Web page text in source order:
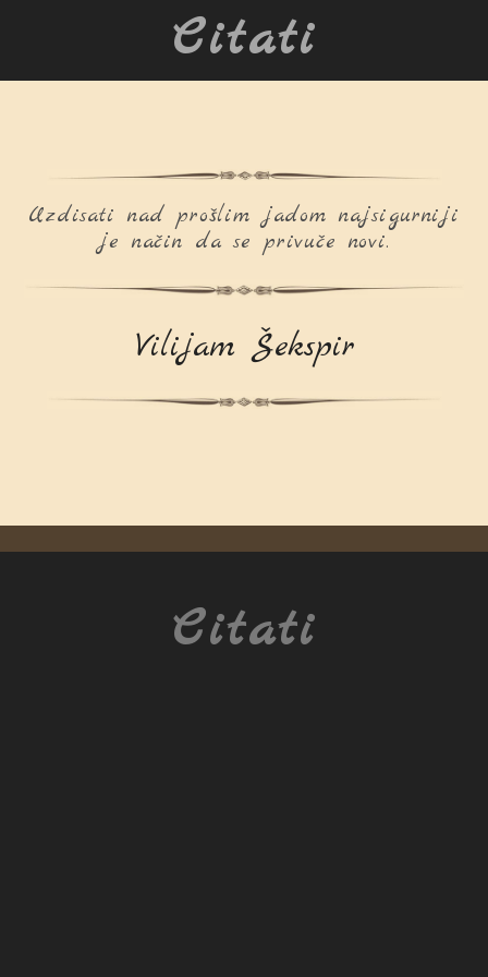
Citati
Uzdisati nad prošlim jadom najsigurniji
je način da se privuče novi.
Vilijam Šekspir
Citati